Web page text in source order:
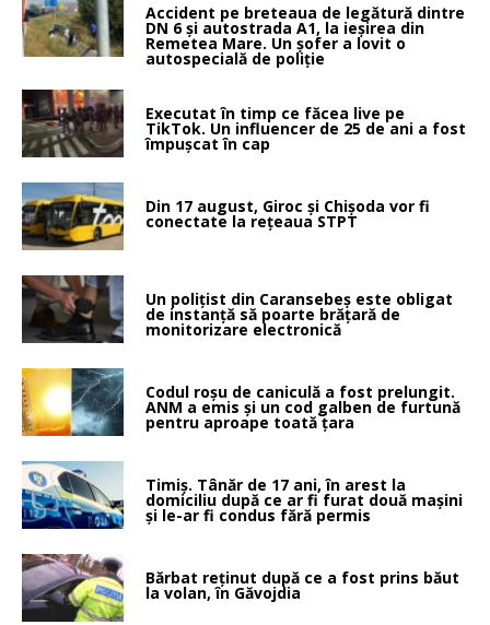
Accident pe breteaua de legătură dintre
DN 6 și autostrada A1, la ieșirea din
Remetea Mare. Un șofer a lovit o
autospecială de poliție
Executat în timp ce făcea live pe
TikTok. Un influencer de 25 de ani a fost
împușcat în cap
Din 17 august, Giroc și Chișoda vor fi
conectate la rețeaua STPT
Un polițist din Caransebeș este obligat
de instanță să poarte brățară de
monitorizare electronică
Codul roșu de caniculă a fost prelungit.
ANM a emis și un cod galben de furtună
pentru aproape toată țara
Timiș. Tânăr de 17 ani, în arest la
domiciliu după ce ar fi furat două mașini
și le-ar fi condus fără permis
Bărbat reținut după ce a fost prins băut
la volan, în Găvojdia